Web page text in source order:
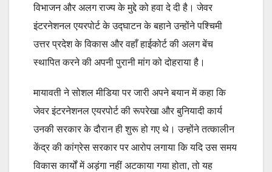
विभाजन और अलग राज्य के मुद्दे को हवा दे दी है। जेवर
इंटरनेशनल एयरपोर्ट के उद्घाटन के बहाने उन्होंने पश्चिमी
उत्तर प्रदेश के विकास और वहाँ हाईकोर्ट की अलग बेंच
स्थापित करने की अपनी पुरानी मांग को दोहराया है।
मायावती ने सोशल मीडिया पर जारी अपने बयान में कहा कि
जेवर इंटरनेशनल एयरपोर्ट की रूपरेखा और बुनियादी कार्य
उनकी सरकार के दौरान ही शुरू हो गए थे। उन्होंने तत्कालीन
केंद्र की कांग्रेस सरकार पर आरोप लगाया कि यदि उस समय
विकास कार्यों में अड़ंगा नहीं अटकाया गया होता, तो यह